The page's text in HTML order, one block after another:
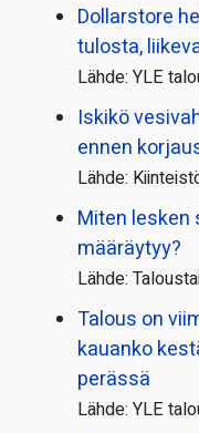
Dollarstore
tulosta,
Lähde: YLE
Iskikö
ennen
Lähde:
Miten lesken
määräytyy?
Lähde:
Talous on
kauanko
perässä
Lähde: YLE